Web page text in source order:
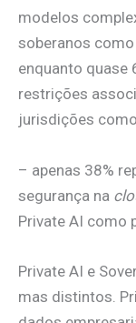
modelos
soberanos
enquanto quase
restrições
jurisdições
– apenas 38%
segurança na
Private AI como
Private AI e
mas distintos.